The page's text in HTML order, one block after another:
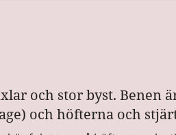
och stor byst. Benen
och höfterna och